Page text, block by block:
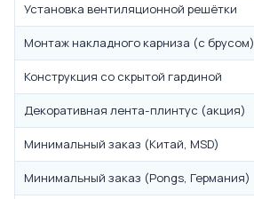
Установка вентиляционной решётки
Монтаж накладного карниза (с брусом)
Конструкция со скрытой гардиной
Декоративная лента-плинтус (акция)
Минимальный заказ (Китай, MSD)
Минимальный заказ (Pongs, Германия)